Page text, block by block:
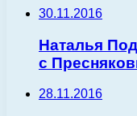
30.11.2016
Наталья
с
28.11.2016